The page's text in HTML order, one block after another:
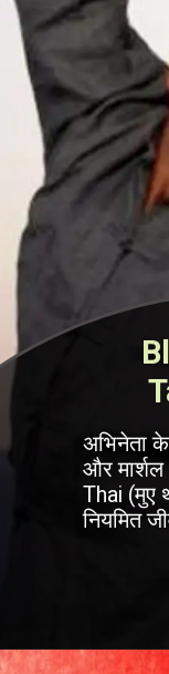
अभिनेता के
और मार्शल
Thai (मुए
नियमित